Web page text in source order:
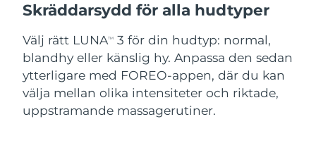
Skräddarsydd för alla hudtyper
Välj rätt LUNATM
3 för din hudtyp: normal,
blandhy eller känslig hy. Anpassa den sedan
ytterligare med FOREO-appen, där du kan
välja mellan olika intensiteter och riktade,
uppstramande massagerutiner.